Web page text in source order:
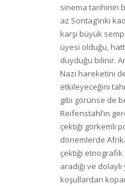
sinema tarihinin
az Sontag’ınki
karşı büyük
üyesi olduğu,
duyduğu bilinir.
Nazi hareketini
etkileyeceğini
gibi görünse de
Reifenstahl’ın
çektiği görkemli
dönemlerde
çektiği
aradığı ve
koşullardan